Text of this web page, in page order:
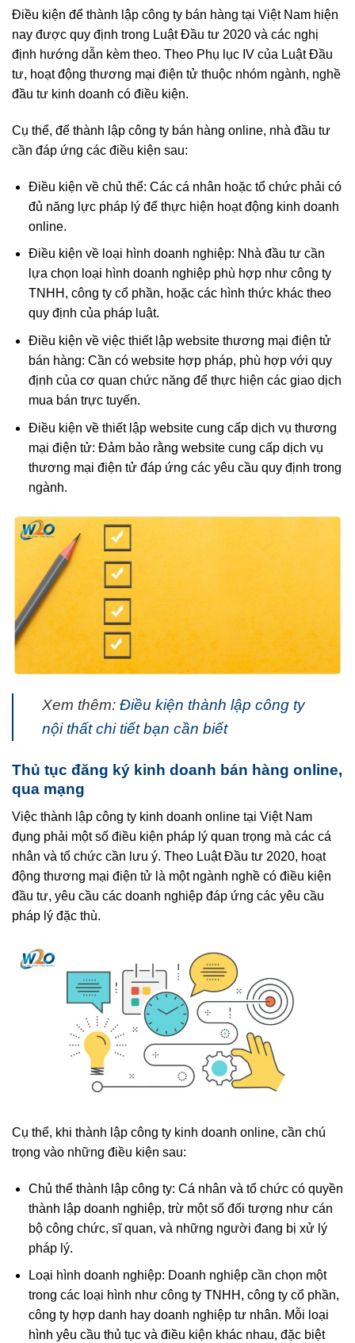
Điều kiện để thành lập công ty bán hàng tại Việt Nam hiện
nay được quy định trong Luật Đầu tư 2020 và các nghị
định hướng dẫn kèm theo. Theo Phụ lục IV của Luật Đầu
tư, hoạt động thương mại điện tử thuộc nhóm ngành, nghề
đầu tư kinh doanh có điều kiện.
Cụ thể, để thành lập công ty bán hàng online, nhà đầu tư
cần đáp ứng các điều kiện sau:
Điều kiện về chủ thể: Các cá nhân hoặc tổ chức phải có
đủ năng lực pháp lý để thực hiện hoạt động kinh doanh
online.
Điều kiện về loại hình doanh nghiệp: Nhà đầu tư cần
lựa chọn loại hình doanh nghiệp phù hợp như công ty
TNHH, công ty cổ phần, hoặc các hình thức khác theo
quy định của pháp luật.
Điều kiện về việc thiết lập website thương mại điện tử
bán hàng: Cần có website hợp pháp, phù hợp với quy
định của cơ quan chức năng để thực hiện các giao dịch
mua bán trực tuyến.
Điều kiện về thiết lập website cung cấp dịch vụ thương
mại điện tử: Đảm bảo rằng website cung cấp dịch vụ
thương mại điện tử đáp ứng các yêu cầu quy định trong
ngành.
Xem thêm: Điều kiện thành lập công ty
nội thất chi tiết bạn cần biết
Thủ tục đăng ký kinh doanh bán hàng online,
qua mạng
Việc thành lập công ty kinh doanh online tại Việt Nam
đụng phải một số điều kiện pháp lý quan trọng mà các cá
nhân và tổ chức cần lưu ý. Theo Luật Đầu tư 2020, hoạt
động thương mại điện tử là một ngành nghề có điều kiện
đầu tư, yêu cầu các doanh nghiệp đáp ứng các yêu cầu
pháp lý đặc thù.
Cụ thể, khi thành lập công ty kinh doanh online, cần chú
trọng vào những điều kiện sau:
Chủ thể thành lập công ty: Cá nhân và tổ chức có quyền
thành lập doanh nghiệp, trừ một số đối tượng như cán
bộ công chức, sĩ quan, và những người đang bị xử lý
pháp lý.
Loại hình doanh nghiệp: Doanh nghiệp cần chọn một
trong các loại hình như công ty TNHH, công ty cổ phần,
công ty hợp danh hay doanh nghiệp tư nhân. Mỗi loại
hình yêu cầu thủ tục và điều kiện khác nhau, đặc biệt